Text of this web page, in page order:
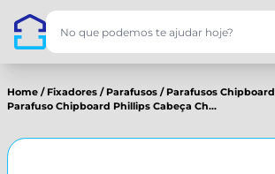
Home / Fixadores / Parafusos / Parafusos Chipboard
Parafuso Chipboard Phillips Cabeça Ch...